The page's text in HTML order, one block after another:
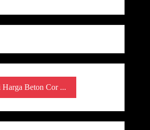
Harga Beton Cor ...